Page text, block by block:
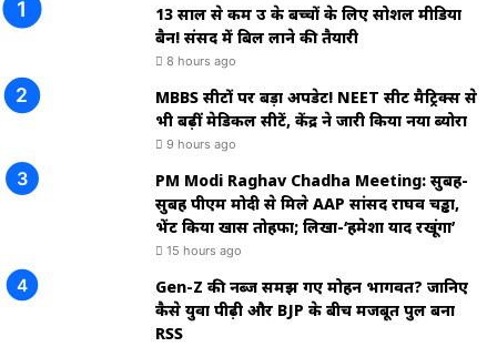
13 साल से कम उम्र के बच्चों के लिए सोशल मीडिया
बैन! संसद में बिल लाने की तैयारी
8 hours ago
MBBS सीटों पर बड़ा अपडेट! NEET सीट मैट्रिक्स से
भी बढ़ीं मेडिकल सीटें, केंद्र ने जारी किया नया ब्योरा
9 hours ago
PM Modi Raghav Chadha Meeting: सुबह-
सुबह पीएम मोदी से मिले AAP सांसद राघव चड्ढा,
भेंट किया खास तोहफा; लिखा-‘हमेशा याद रखूंगा’
15 hours ago
Gen-Z की नब्ज समझ गए मोहन भागवत? जानिए
कैसे युवा पीढ़ी और BJP के बीच मजबूत पुल बना
RSS